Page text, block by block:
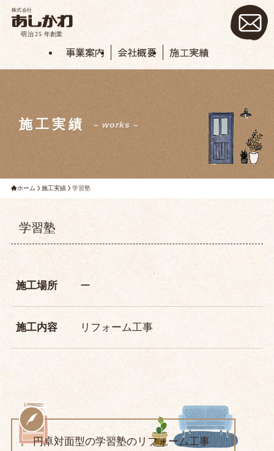
事業案内 会社概要 施工実績
施工実績 – works –
ホーム 施工実績 学習塾
学習塾
施工場所 ー
施工内容 リフォーム工事
円卓対面型の学習塾のリフォーム工事